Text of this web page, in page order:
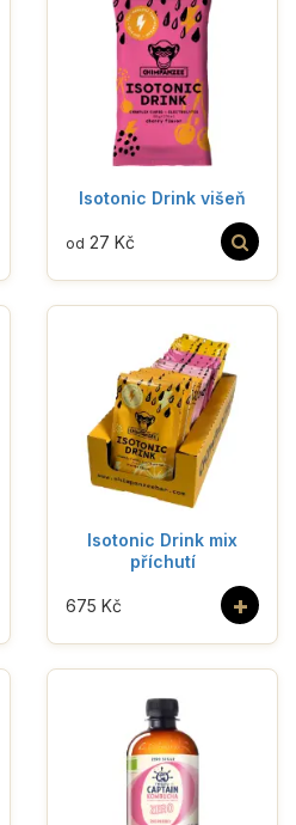
Isotonic Drink višeň
od 27 Kč
Isotonic Drink mix
příchutí
+
675 Kč